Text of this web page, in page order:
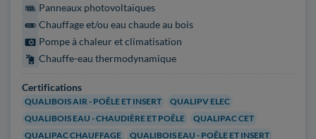
Panneaux photovoltaïques
Chauffage et/ou eau chaude au bois
Pompe à chaleur et climatisation
Chauffe-eau thermodynamique
Certifications
QUALIBOIS AIR - POÊLE ET INSERT
QUALIPV ELEC
QUALIBOIS EAU - CHAUDIÈRE ET POÊLE
QUALIPAC CET
QUALIPAC CHAUFFAGE
QUALIBOIS EAU - POÊLE ET INSERT